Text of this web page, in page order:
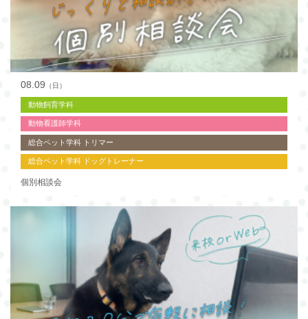
08.09 （日）
動物飼育学科
動物看護師学科
総合ペット学科 トリマー
総合ペット学科 ドッグトレーナー
個別相談会